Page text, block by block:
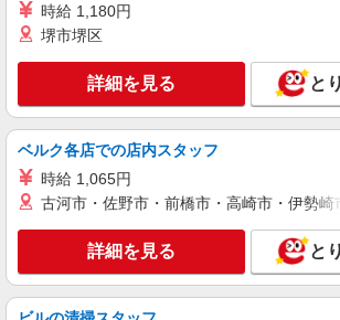
派遣社員
株式会社kotrio /●TC-H-1978195
<河辺>高時給&シフト柔軟
高住の補助STAFF
時給1600円〜2250円 ＜
通費全支給(ガソリン代含む)
青梅市 ≪最寄駅：河辺≫
キープ 詳
株式会社kotrio /●SW-S-1868837
高級シニアマンションで見
時給 1,180円
堺市堺区
詳細を見る と
ベルク各店での店内スタッフ
時給 1,065円
古河市・佐野市・前橋市・高崎市・伊勢
詳細を見る と